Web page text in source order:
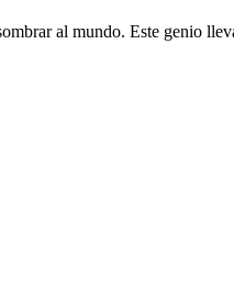
al mundo. Este genio